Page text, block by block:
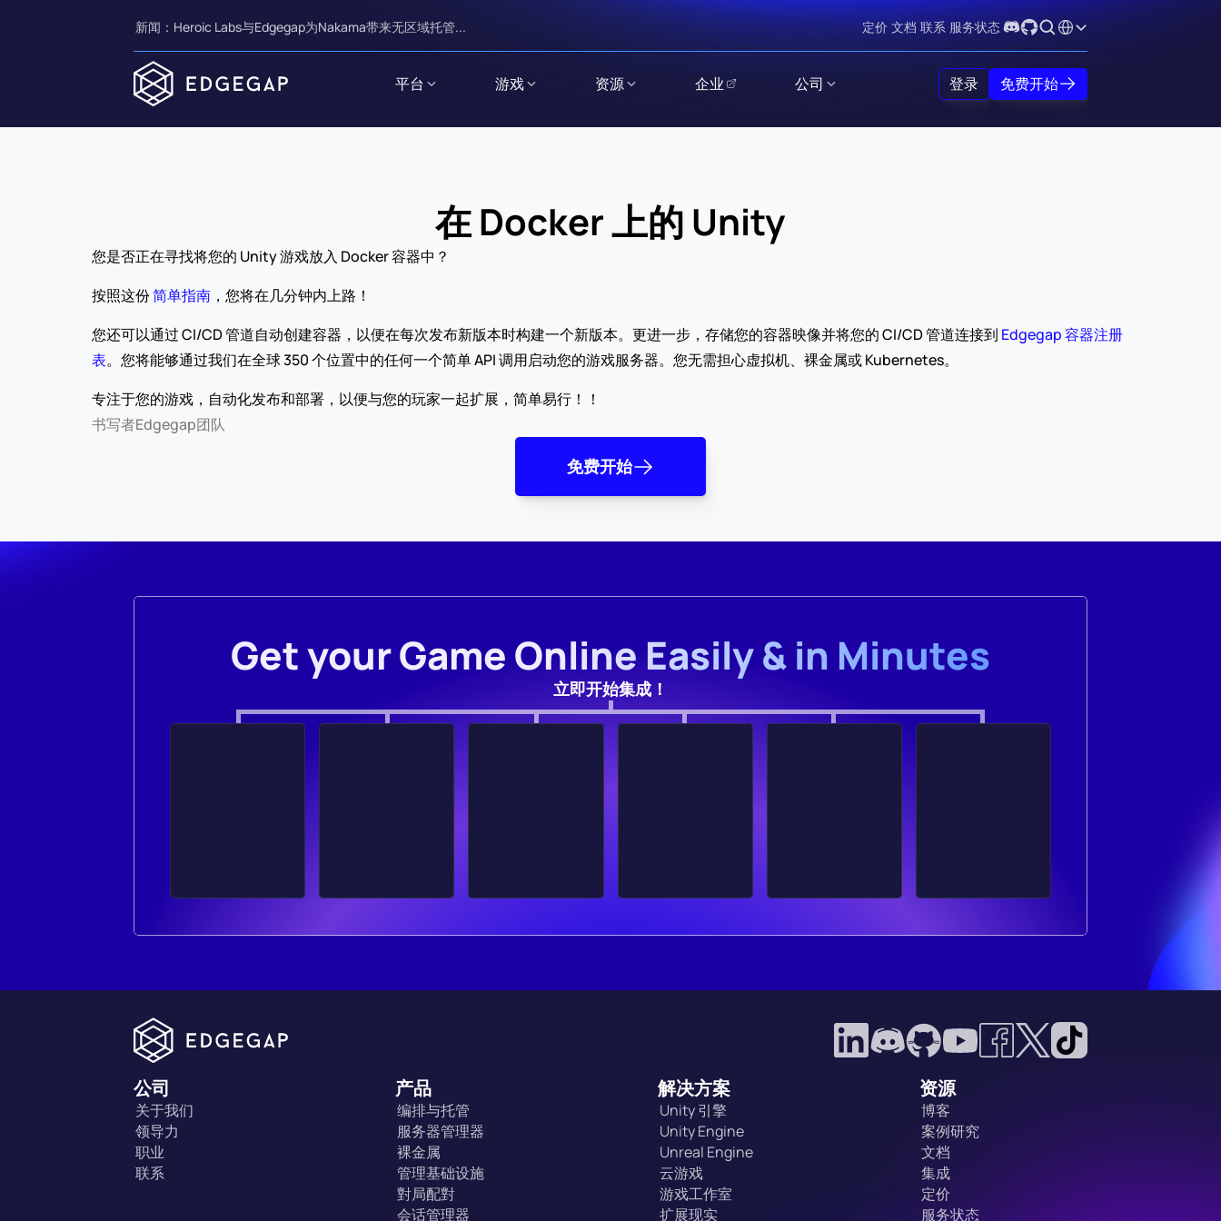
新闻：Heroic Labs与Edgegap为Nakama带来无区域托管... 定价 文档 联系 服务状态 Select Language
平台 游戏 资源 企业 公司 登录 免费开始
在 Docker 上的 Unity
您是否正在寻找将您的 Unity 游戏放入 Docker 容器中？
按照这份 简单指南，您将在几分钟内上路！
您还可以通过 CI/CD 管道自动创建容器，以便在每次发布新版本时构建一个新版本。更进一步，存储您的容器映像并将您的 CI/CD 管道连接到 Edgegap 容器注册
表。您将能够通过我们在全球 350 个位置中的任何一个简单 API 调用启动您的游戏服务器。您无需担心虚拟机、裸金属或 Kubernetes。
专注于您的游戏，自动化发布和部署，以便与您的玩家一起扩展，简单易行！！
书写者Edgegap团队
免费开始
Get your Game Online Easily & in Minutes
立即开始集成！
公司
关于我们
领导力
职业
联系
产品
编排与托管
服务器管理器
裸金属
管理基础设施
對局配對
会话管理器
解决方案
Unity 引擎
Unity Engine
Unreal Engine
云游戏
游戏工作室
扩展现实
资源
博客
案例研究
文档
集成
定价
服务状态